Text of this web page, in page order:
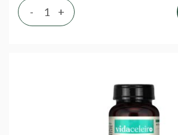
+
-